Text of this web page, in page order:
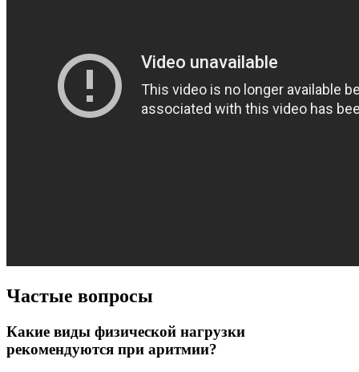
Частые вопросы
Какие виды физической нагрузки
рекомендуются при аритмии?